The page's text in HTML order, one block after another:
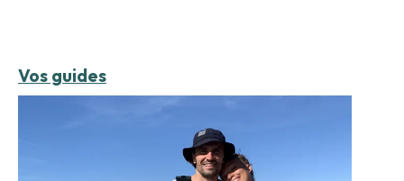
Vos guides